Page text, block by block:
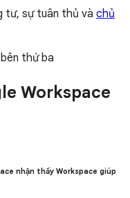
tư, sự tuân thủ và chủ
thứ ba
Workspace
nhận thấy Workspace giúp